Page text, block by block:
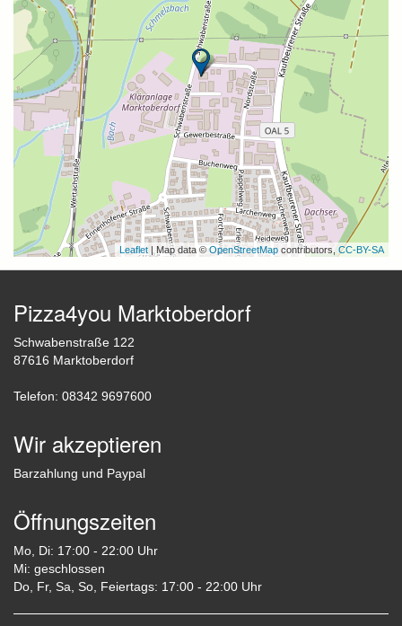
Leaflet | Map data ©OpenStreetMap contributors, CC-BY-SA
Pizza4you Marktoberdorf
Schwabenstraße 122
87616 Marktoberdorf
Telefon: 08342 9697600
Wir akzeptieren
Barzahlung und Paypal
Öffnungszeiten
Mo, Di: 17:00 - 22:00 Uhr
Mi: geschlossen
Do, Fr, Sa, So, Feiertags: 17:00 - 22:00 Uhr